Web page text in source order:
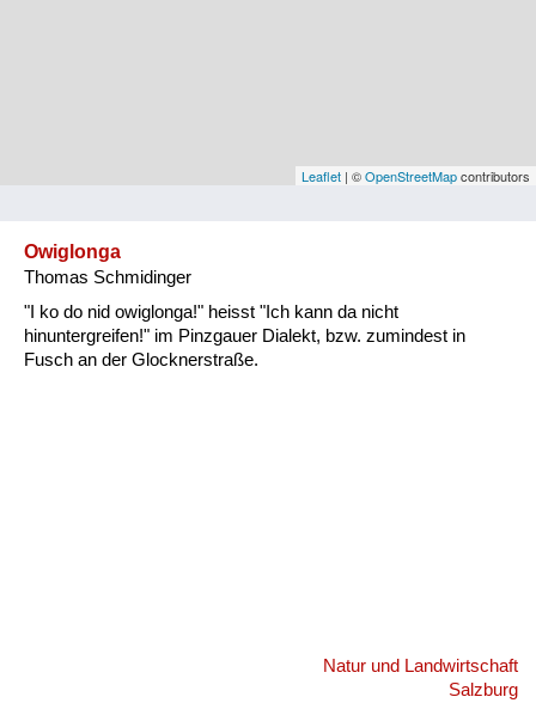
Vorarlberg
Natur und Landwirtschaft
Leaflet | ©OpenStreetMapcontributors
Owiglonga
Thomas Schmidinger
"I ko do nid owiglonga!" heisst "Ich kann da nicht
hinuntergreifen!" im Pinzgauer Dialekt, bzw. zumindest in
Fusch an der Glocknerstraße.
Natur und Landwirtschaft
Salzburg